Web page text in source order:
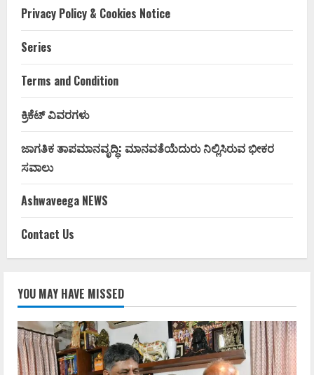
Privacy Policy & Cookies Notice
Series
Terms and Condition
ಕ್ರಿಕೆಟ್ ವಿವರಗಳು
ಜಾಗತಿಕ ತಾಪಮಾನವೃದ್ಧಿ: ಮಾನವತೆಯೆದುರು ನಿಲ್ಲಿಸಿರುವ ಭೀಕರ
ಸವಾಲು
Ashwaveega NEWS
Contact Us
YOU MAY HAVE MISSED